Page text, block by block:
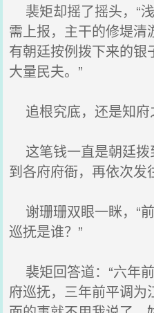
裴矩却摇了摇头，“
需上报，主干的修堤清
有朝廷按例拨下来的银
大量民夫。”
追根究底，还是知府
这笔钱一直是朝廷拨
到各府府衙，再依次发
谢珊珊双眼一眯，“
巡抚是谁？”
裴矩回答道：“六年
府巡抚，三年前平调为